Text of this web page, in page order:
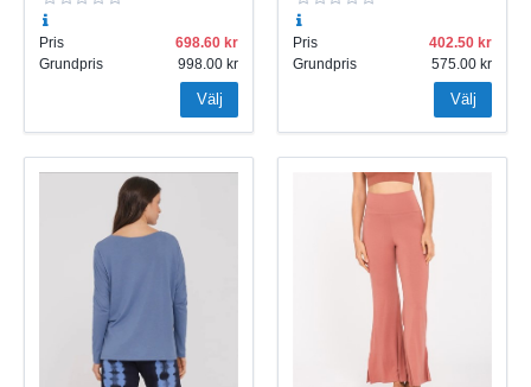
Pris
698.60
Grundpris
998.00
Välj
Pris
402.50
Grundpris
575.00
Välj